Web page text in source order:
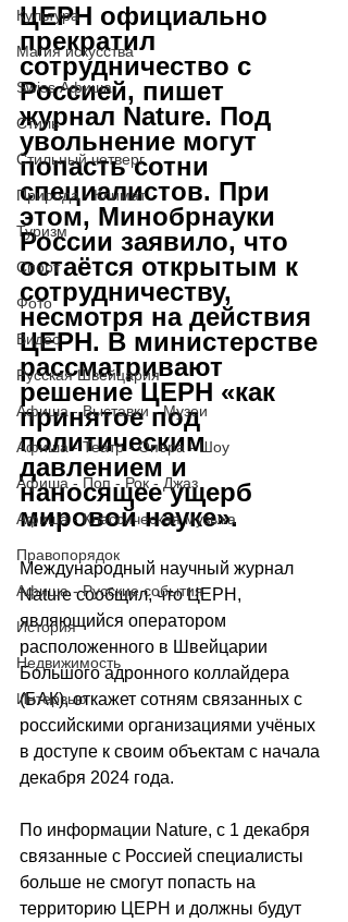
Культура
Магия искусства
Swiss Афиша
Стиль
Стильный четверг
Природа - Климат
Туризм
Спорт
Фото
Видео
Русская Швейцария
Афиша - Выставки - Музеи
Афиша - Театр - Опера - Шоу
Афиша - Поп - Рок - Джаз
Афиша - Классическая музыка
Правопорядок
Афиша - Русские события
История
Недвижимость
Интервью
ЦЕРН официально
прекратил
сотрудничество с
Россией, пишет
журнал Nature. Под
увольнение могут
попасть сотни
специалистов. При
этом, Минобрнауки
России заявило, что
остаётся открытым к
сотрудничеству,
несмотря на действия
ЦЕРН. В министерстве
рассматривают
решение ЦЕРН «как
принятое под
политическим
давлением и
наносящее ущерб
мировой науке».
Международный научный журнал
Nature сообщил, что ЦЕРН,
являющийся оператором
расположенного в Швейцарии
Большого адронного коллайдера
(БАК), откажет сотням связанных с
российскими организациями учёных
в доступе к своим объектам с начала
декабря 2024 года.
По информации Nature, с 1 декабря
связанные с Россией специалисты
больше не смогут попасть на
территорию ЦЕРН и должны будут